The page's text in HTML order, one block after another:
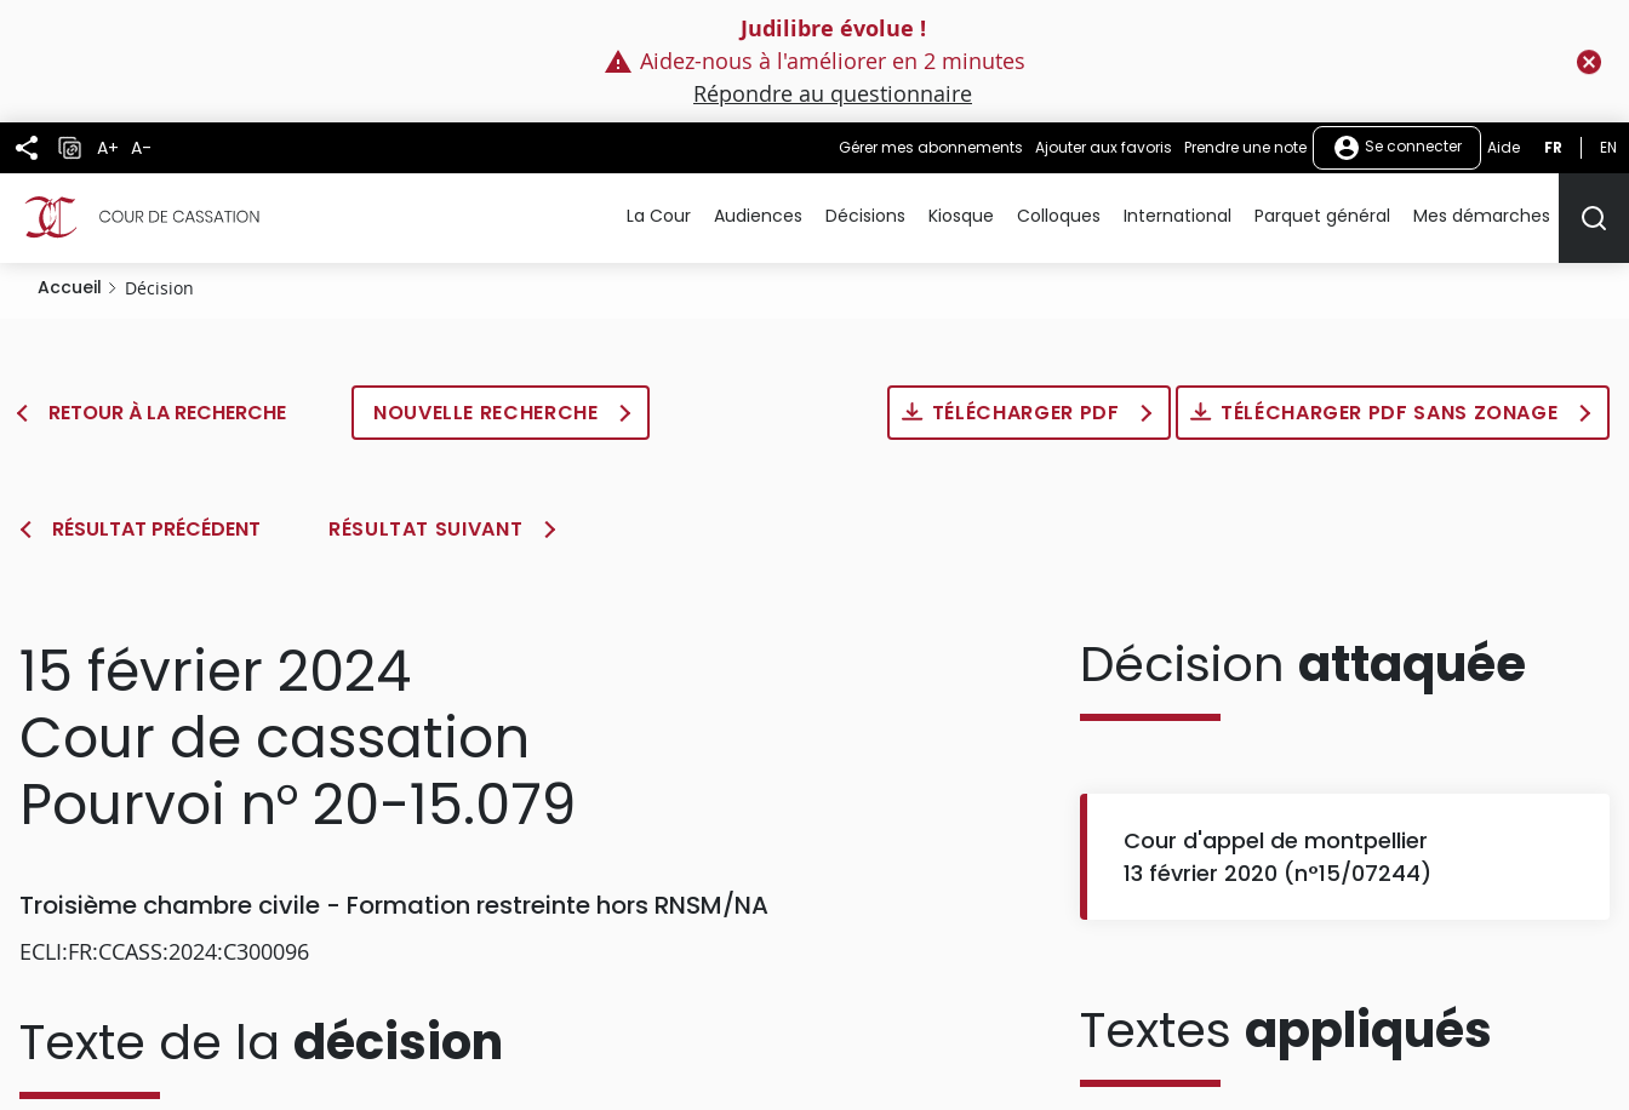
Judilibre évolue !
Aidez-nous à l'améliorer en 2 minutes
Répondre au questionnaire
A+ A- Gérer mes abonnements Ajouter aux favoris Prendre une note Se connecter Aide FR EN
La Cour Audiences Décisions Kiosque Colloques International Parquet général Mes démarches
Accueil Décision
RETOUR À LA RECHERCHE NOUVELLE RECHERCHE TÉLÉCHARGER PDF TÉLÉCHARGER PDF SANS ZONAGE
RÉSULTAT PRÉCÉDENT RÉSULTAT SUIVANT
15 février 2024
Cour de cassation
Pourvoi n° 20-15.079
Troisième chambre civile - Formation restreinte hors RNSM/NA
ECLI:FR:CCASS:2024:C300096
Texte de la décision
Décision attaquée
Cour d'appel de montpellier
13 février 2020 (n°15/07244)
Textes appliqués